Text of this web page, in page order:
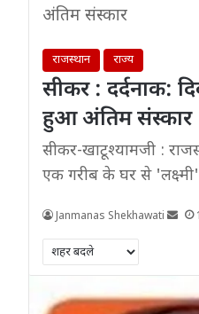
अंतिम संस्कार
राजस्थान राज्य
सीकर : दर्दनाक:
हुआ अंतिम संस्कार
सीकर-खाटूश्यामजी :
एक गरीब के घर से
Janmanas Shekhawati